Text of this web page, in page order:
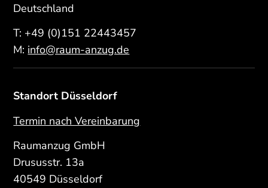
Deutschland
T: +49 (0)151 22443457
M: info@raum-anzug.de
Standort Düsseldorf
Termin nach Vereinbarung
Raumanzug GmbH
Drususstr. 13a
40549 Düsseldorf